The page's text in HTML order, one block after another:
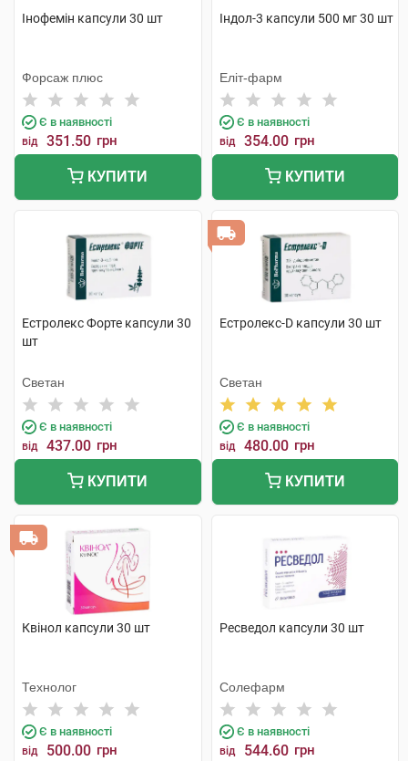
Інофемін капсули 30 шт
Форсаж плюс
Є в наявності
від 351.50 грн
КУПИТИ
Індол-3 капсули 500 мг 30 шт
Еліт-фарм
Є в наявності
від 354.00 грн
КУПИТИ
Естролекс Форте капсули 30
шт
Светан
Є в наявності
від 437.00 грн
КУПИТИ
Естролекс-D капсули 30 шт
Светан
Є в наявності
від 480.00 грн
КУПИТИ
Квінол капсули 30 шт
Технолог
Є в наявності
від 500.00 грн
Ресведол капсули 30 шт
Солефарм
Є в наявності
від 544.60 грн